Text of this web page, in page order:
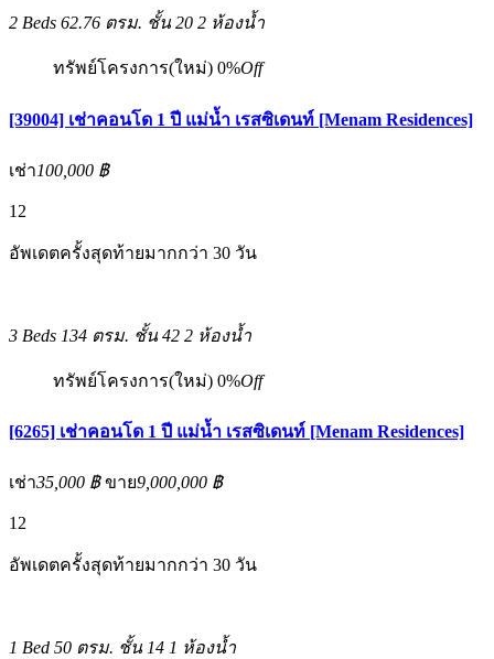
2 Beds 62.76 ตรม. ชั้น 20 2 ห้องน้ำ
ทรัพย์โครงการ(ใหม่) 0%Off
[39004] เช่าคอนโด 1 ปี แม่น้ำ เรสซิเดนท์ [Menam Residences]
เช่า100,000 ฿
12
อัพเดตครั้งสุดท้ายมากกว่า 30 วัน
3 Beds 134 ตรม. ชั้น 42 2 ห้องน้ำ
ทรัพย์โครงการ(ใหม่) 0%Off
[6265] เช่าคอนโด 1 ปี แม่น้ำ เรสซิเดนท์ [Menam Residences]
เช่า35,000 ฿ ขาย9,000,000 ฿
12
อัพเดตครั้งสุดท้ายมากกว่า 30 วัน
1 Bed 50 ตรม. ชั้น 14 1 ห้องน้ำ